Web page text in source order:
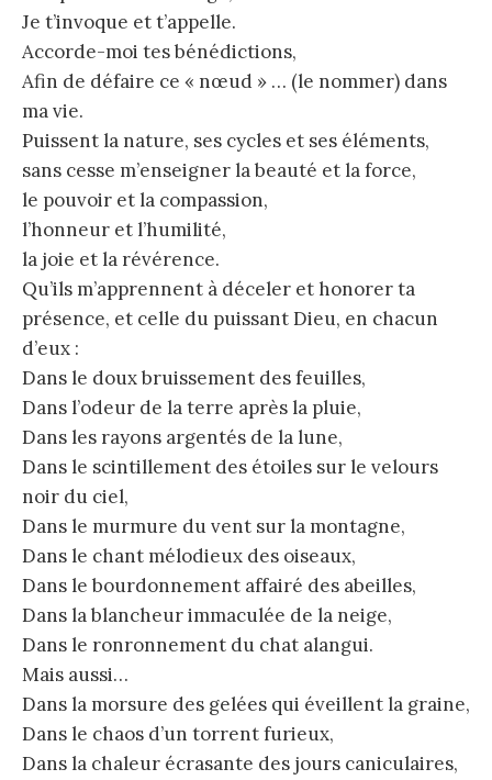
Je t’invoque et t’appelle.
Accorde-moi tes bénédictions,
Afin de défaire ce « nœud » … (le nommer) dans
ma vie.
Puissent la nature, ses cycles et ses éléments,
sans cesse m’enseigner la beauté et la force,
le pouvoir et la compassion,
l’honneur et l’humilité,
la joie et la révérence.
Qu’ils m’apprennent à déceler et honorer ta
présence, et celle du puissant Dieu, en chacun
d’eux :
Dans le doux bruissement des feuilles,
Dans l’odeur de la terre après la pluie,
Dans les rayons argentés de la lune,
Dans le scintillement des étoiles sur le velours
noir du ciel,
Dans le murmure du vent sur la montagne,
Dans le chant mélodieux des oiseaux,
Dans le bourdonnement affairé des abeilles,
Dans la blancheur immaculée de la neige,
Dans le ronronnement du chat alangui.
Mais aussi…
Dans la morsure des gelées qui éveillent la graine,
Dans le chaos d’un torrent furieux,
Dans la chaleur écrasante des jours caniculaires,